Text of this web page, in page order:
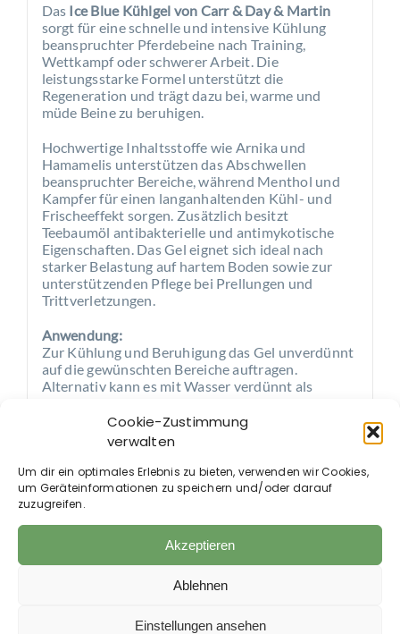
Cookie-Zustimmung
verwalten
Um dir ein optimales Erlebnis zu bieten, verwenden wir Cookies,
um Geräteinformationen zu speichern und/oder darauf
zuzugreifen.
Akzeptieren
Ablehnen
Einstellungen ansehen
Das Ice Blue Kühlgel von Carr & Day & Martin
sorgt für eine schnelle und intensive Kühlung
beanspruchter Pferdebeine nach Training,
Wettkampf oder schwerer Arbeit. Die
leistungsstarke Formel unterstützt die
Regeneration und trägt dazu bei, warme und
müde Beine zu beruhigen.
Hochwertige Inhaltsstoffe wie Arnika und
Hamamelis unterstützen das Abschwellen
beanspruchter Bereiche, während Menthol und
Kampfer für einen langanhaltenden Kühl- und
Frischeeffekt sorgen. Zusätzlich besitzt
Teebaumöl antibakterielle und antimykotische
Eigenschaften. Das Gel eignet sich ideal nach
starker Belastung auf hartem Boden sowie zur
unterstützenden Pflege bei Prellungen und
Trittverletzungen.
Anwendung:
Zur Kühlung und Beruhigung das Gel unverdünnt
auf die gewünschten Bereiche auftragen.
Alternativ kann es mit Wasser verdünnt als
Ein Bandagieren nach der Anwendung ist nicht
erforderlich.
Hinweis:
Bitte die geltenden Karenzzeiten beachten und
gegebenenfalls mit dem Tierarzt abstimmen.
Menthol, Kampfer, Arnika, Hamamelis, Teebaumöl